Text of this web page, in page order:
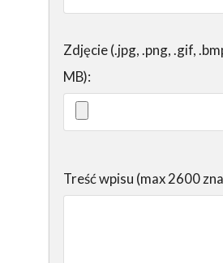
Zdjęcie (.jpg, .png, .gif,
MB):
Treść wpisu (max 2600